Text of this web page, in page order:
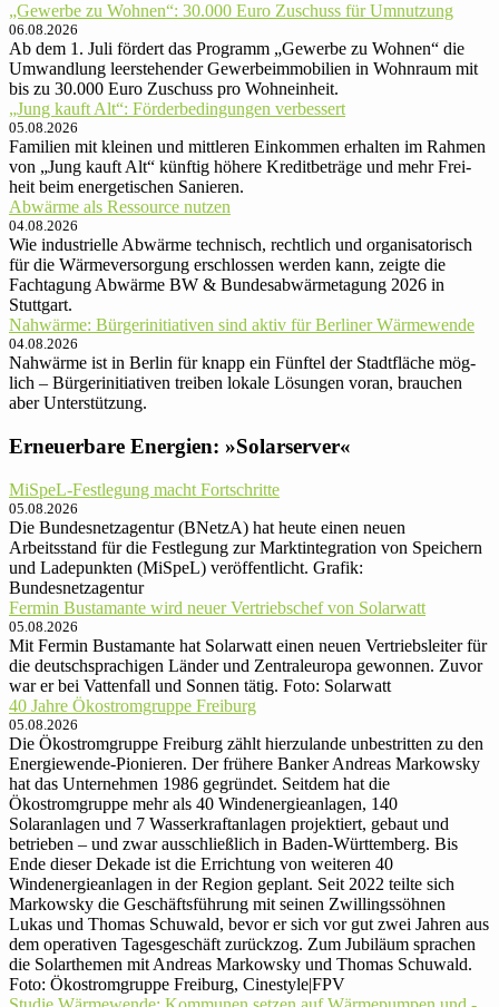
„Gewerbe zu Wohnen“: 30.000 Euro Zu­schuss für Um­nut­zung
06.08.2026
Ab dem 1. Juli fördert das Programm „Gewerbe zu Wohnen“ die
Umwandlung leerstehender Gewerbeimmobilien in Wohnraum mit
bis zu 30.000 Euro Zuschuss pro Wohneinheit.
„Jung kauft Alt“: Förder­be­din­gun­gen ver­bessert
05.08.2026
Familien mit kleinen und mittle­ren Ein­kom­men er­hal­ten im Rah­men
von „Jung kauft Alt“ künftig höhere Kredit­be­träge und mehr Frei­
heit beim ener­ge­ti­schen Sanieren.
Abwärme als Ressource nutzen
04.08.2026
Wie industrielle Abwärme technisch, rechtlich und organisatorisch
für die Wärmeversorgung erschlossen werden kann, zeigte die
Fachtagung Abwärme BW & Bundesabwärmetagung 2026 in
Stuttgart.
Nahwärme: Bürger­ini­tia­ti­ven sind aktiv für Ber­li­ner Wärmewende
04.08.2026
Nahwärme ist in Berlin für knapp ein Fünftel der Stadt­fläche mög­
lich – Bürger­ini­tia­ti­ven trei­ben lokale Lösun­gen voran, brau­chen
aber Unter­stützung.
Erneuerbare Energien: »Solarserver«
MiSpeL-Festlegung macht Fortschritte
05.08.2026
Die Bundesnetzagentur (BNetzA) hat heute einen neuen
Arbeitsstand für die Festlegung zur Marktintegration von Speichern
und Ladepunkten (MiSpeL) veröffentlicht. Grafik:
Bundesnetzagentur
Fermin Bustamante wird neuer Vertriebschef von Solarwatt
05.08.2026
Mit Fermin Bustamante hat Solarwatt einen neuen Vertriebsleiter für
die deutschsprachigen Länder und Zentraleuropa gewonnen. Zuvor
war er bei Vattenfall und Sonnen tätig. Foto: Solarwatt
40 Jahre Ökostromgruppe Freiburg
05.08.2026
Die Ökostromgruppe Freiburg zählt hierzulande unbestritten zu den
Energiewende-Pionieren. Der frühere Banker Andreas Markowsky
hat das Unternehmen 1986 gegründet. Seitdem hat die
Ökostromgruppe mehr als 40 Windenergieanlagen, 140
Solaranlagen und 7 Wasserkraftanlagen projektiert, gebaut und
betrieben – und zwar ausschließlich in Baden-Württemberg. Bis
Ende dieser Dekade ist die Errichtung von weiteren 40
Windenergieanlagen in der Region geplant. Seit 2022 teilte sich
Markowsky die Geschäftsführung mit seinen Zwillingssöhnen
Lukas und Thomas Schuwald, bevor er sich vor gut zwei Jahren aus
dem operativen Tagesgeschäft zurückzog. Zum Jubiläum sprachen
die Solarthemen mit Andreas Markowsky und Thomas Schuwald.
Foto: Ökostromgruppe Freiburg, Cinestyle|FPV